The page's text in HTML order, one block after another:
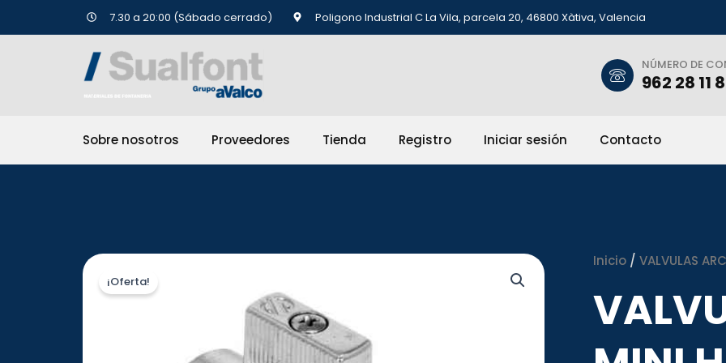
7.30 a 20:00 (Sábado cerrado) Poligono Industrial C La Vila, parcela 20, 46800 Xàtiva, Valencia
NÚMERO DE
962 28 11
Sobre nosotros Proveedores Tienda Registro Iniciar sesión Contacto
¡Oferta!
Inicio / VALVULAS